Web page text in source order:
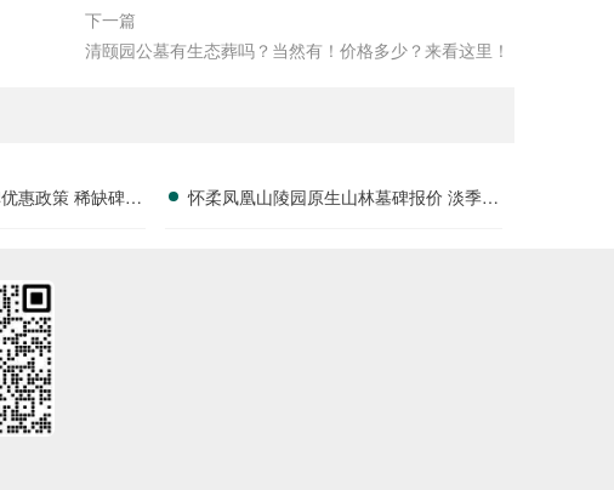
下一篇
清颐园公墓有生态葬吗？当然有！价格多少？来看这里！
惠政策 稀缺碑位
怀柔凤凰山陵园原生山林墓碑报价 淡季专